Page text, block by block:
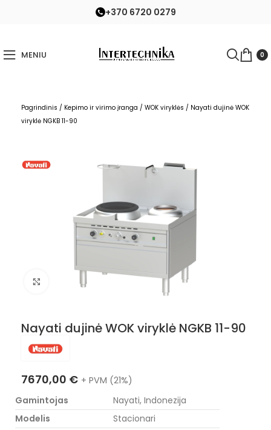
+370 6720 0279
MENIU 0
Pagrindinis / Kepimo ir virimo įranga / WOK viryklės / Nayati dujinė WOK
viryklė NGKB 11-90
Nayati dujinė WOK viryklė NGKB 11-90
7670,00 € + PVM (21%)
Gamintojas
Nayati, Indonezija
Modelis
Stacionari